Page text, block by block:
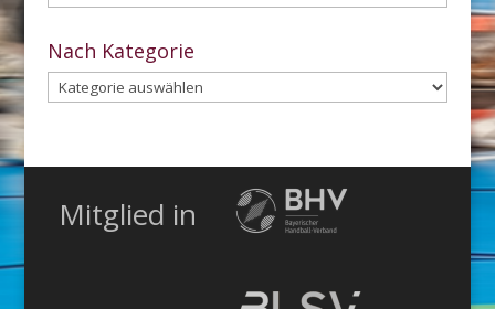
dem
Archiv
Nach Kategorie
Nach
Kategorie
Mitglied in